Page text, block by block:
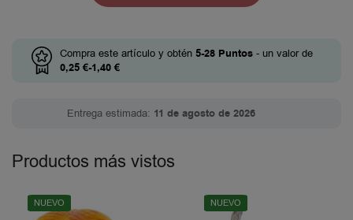
Compra este artículo y obtén 5-28 Puntos - un valor de
0,25 €-1,40 €
Entrega estimada: 11 de agosto de 2026
Productos más vistos
NUEVO NUEVO